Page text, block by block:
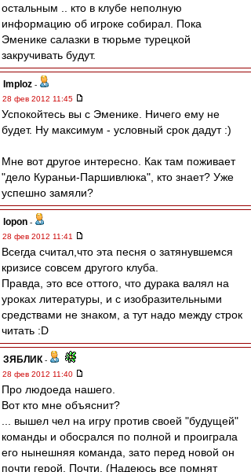
остальным .. кто в клубе неполную
информацию об игроке собирал. Пока
Эменике салазки в тюрьме турецкой
закручивать будут.
Imploz -
28 фев 2012 11:45
Успокойтесь вы с Эменике. Ничего ему не
будет. Ну максимум - условный срок дадут :)
Мне вот другое интересно. Как там поживает
"дело Кураньи-Паршивлюка", кто знает? Уже
успешно замяли?
lopon -
28 фев 2012 11:41
Всегда считал,что эта песня о затянувшемся
кризисе совсем другого клуба.
Правда, это все оттого, что дурака валял на
уроках литературы, и с изобразительными
средствами не знаком, а тут надо между строк
читать :D
ЗЯБЛИК -
28 фев 2012 11:40
Про людоеда нашего.
Вот кто мне объяснит?
... вышел чел на игру против своей "будущей"
команды и обосрался по полной и проиграла
его нынешняя команда, зато перед новой он
почти герой. Почти. (Надеюсь все помнят